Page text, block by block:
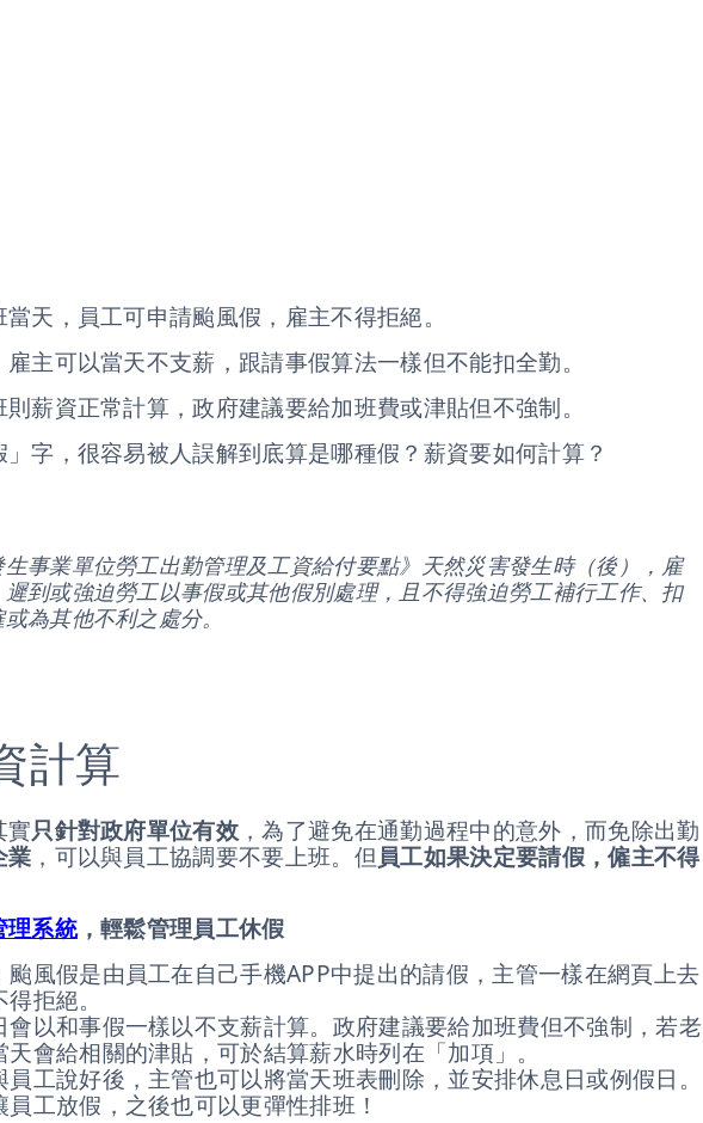
天，員工可申請颱風假，雇主不得拒絕。
主可以當天不支薪，跟請事假算法一樣但不能扣全勤。
薪資正常計算，政府建議要給加班費或津貼但不強制。
字，很容易被人誤解到底算是哪種假？薪資要如何計算？
事業單位勞工出勤管理及工資給付要點》天然災害發生時（後），雇
到或強迫勞工以事假或其他假別處理，且不得強迫勞工補行工作、扣
為其他不利之處分。
計算
實只針對政府單位有效 ，為了避免在通勤過程中的意外，而免除出勤
業 ，可以與員工協調要不要上班。但員工如果決定要請假，僱主不得
理系統，輕鬆管理員工休假
颱風假是由員工在自己手機APP中提出的請假，主管一樣在網頁上去
拒絕。
會以和事假一樣以不支薪計算。政府建議要給加班費但不強制，若老
會給相關的津貼，可於結算薪水時列在「加項」。
工說好後，主管也可以將當天班表刪除，並安排休息日或例假日。
工放假，之後也可以更彈性排班！